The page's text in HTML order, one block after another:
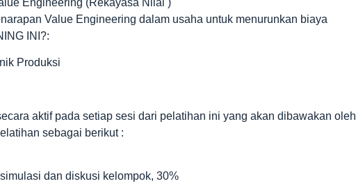
Value Engineering dalam usaha untuk menurunkan biaya
INI?:
Produksi
aktif pada setiap sesi dari pelatihan ini yang akan dibawakan oleh
sebagai berikut :
dan diskusi kelompok, 30%